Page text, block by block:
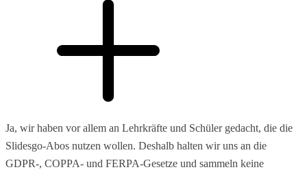
Ja, wir haben vor allem an Lehrkräfte und Schüler gedacht, die die
Slidesgo-Abos nutzen wollen. Deshalb halten wir uns an die
GDPR-, COPPA- und FERPA-Gesetze und sammeln keine